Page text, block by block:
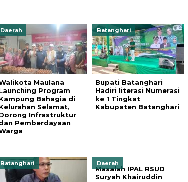
Daerah
Maulana
Program
Bahagia di
Selamat,
Infrastruktur
Pemberdayaan
Batanghari
Bupati Batanghari
Hadiri literasi Numerasi
ke 1 Tingkat
Kabupaten Batanghari
Batanghari Daerah
Masalah IPAL RSUD
Suryah Khairuddin